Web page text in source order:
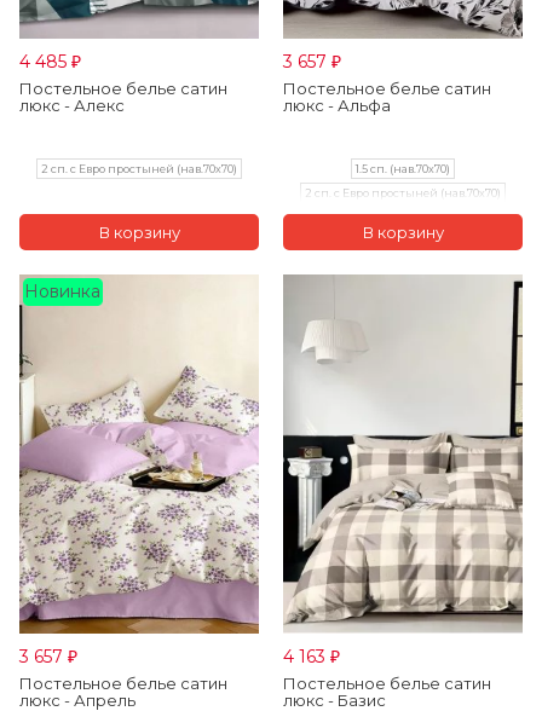
4 485 ₽
Постельное белье сатин
люкс - Алекс
2 сп. с Евро простыней (нав.70х70)
3 657 ₽
Постельное белье сатин
люкс - Альфа
1.5 сп. (нав.70х70)
2 сп. с Евро простыней (нав.70х70)
Евро (нав.70х70)
Новинка
3 657 ₽
Постельное белье сатин
люкс - Апрель
4 163 ₽
Постельное белье сатин
люкс - Базис